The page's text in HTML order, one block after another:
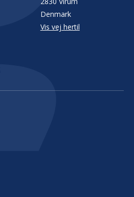
Denmark
Vis vej hertil